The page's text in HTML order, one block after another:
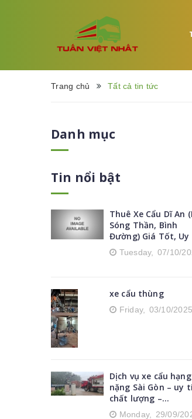
Trang chủ Tất cả tin tức
Danh mục
Tin nổi bật
Thuê Xe Cẩu Dĩ An
Sóng Thần, Bình
Đường) Giá Tốt, Uy
Tuesday, 07/10/
xe cẩu thùng
Friday, 03/10/2025
Dịch vụ xe cẩu hạng
nặng Sài Gòn – uy
chất lượng –...
Monday, 29/09/